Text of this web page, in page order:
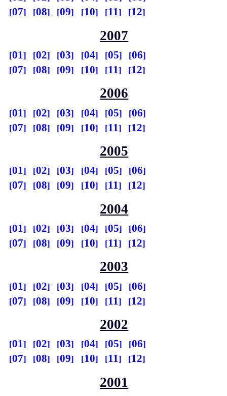
07
08 09 10 11 12
2007
01 02 03 04 05
06
07
08 09 10 11 12
2006
01 02 03 04 05
06
07
08 09 10 11 12
2005
01 02 03 04 05
06
07
08 09 10 11 12
2004
01 02 03 04 05
06
07
08 09 10 11 12
2003
01 02 03 04 05
06
07
08 09 10 11 12
2002
01 02 03 04 05
06
07
08 09 10 11 12
2001